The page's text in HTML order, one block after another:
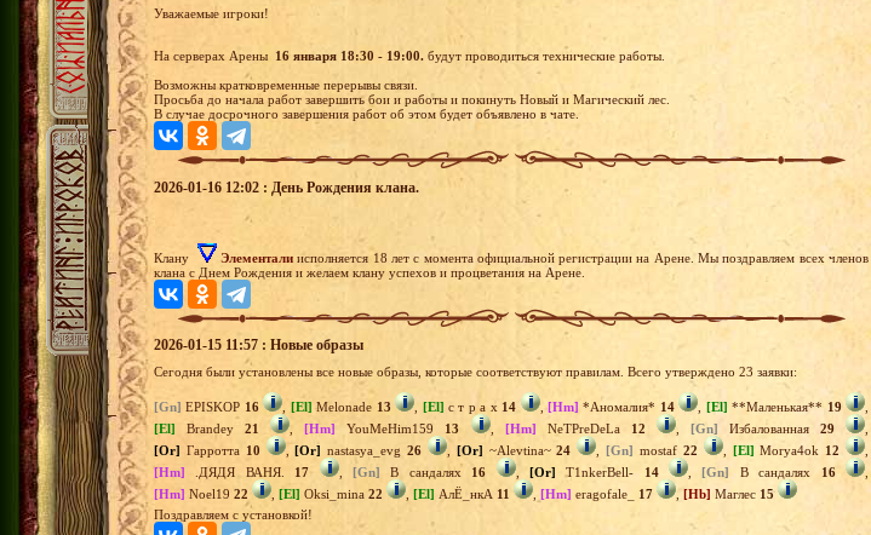
Уважаемые игроки!
На серверах Арены 16 января 18:30 - 19:00. будут проводиться технические работы.
Возможны кратковременные перерывы связи.
Просьба до начала работ завершить бои и работы и покинуть Новый и Магический лес.
В случае досрочного завершения работ об этом будет объявлено в чате.
2026-01-16 12:02 : День Рождения клана.
Клану Элементалиисполняется 18 лет с момента официальной регистрации на Арене. Мы поздравляем всех членов
клана с Днем Рождения и желаем клану успехов и процветания на Арене.
2026-01-15 11:57 : Новые образы
Сегодня были установлены все новые образы, которые соответствуют правилам. Всего утверждено 23 заявки:
[Gn] EPISKOP 16 , [El] Melonade 13 , [El] с т р а х 14 , [Hm] *Аномалия* 14 , [El] **Маленькая** 19
,
[El]
Brandey21 , [Hm] YouMeHim159 13 , [Hm] NeTPreDeLa 12 , [Gn] Избалованная29
,
[Or] Гарротта 10 , [Or] nastasya_evg26 , [Or] ~Alevtina~24 , [Gn] mostaf 22 , [El] Morya4ok 12
,
[Hm]
.ДЯДЯ ВАНЯ. 17 , [Gn] В сандалях 16 , [Or] T1nkerBell- 14 , [Gn] В сандалях 16
,
[Hm] Noel19 22 , [El] Oksi_mina 22 , [El] АлЁ_нкА 11 , [Hm] eragofale_ 17 , [Hb] Маглес 15
Поздравляем с установкой!